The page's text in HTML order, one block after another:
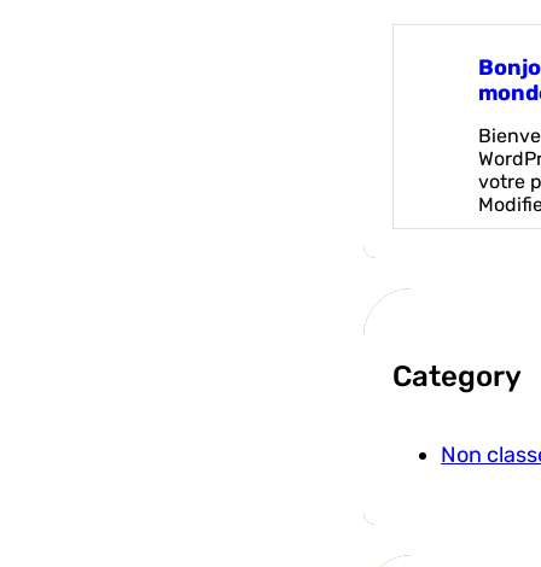
votre
Category
Non